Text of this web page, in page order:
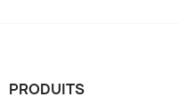
PRODUITS